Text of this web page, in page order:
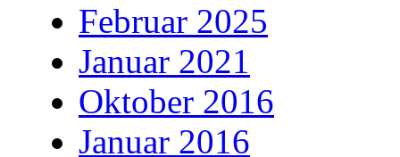
Februar 2025
Januar 2021
Oktober 2016
Januar 2016